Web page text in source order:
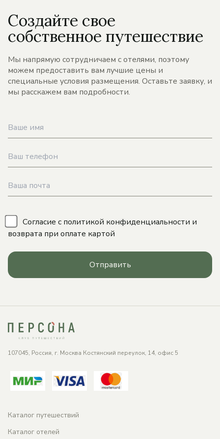
Создайте свое
собственное путешествие
Мы напрямую сотрудничаем с отелями, поэтому
можем предоставить вам лучшие цены и
специальные условия размещения. Оставьте заявку, и
мы расскажем вам подробности.
Согласие с политикой конфиденциальности и
возврата при оплате картой
Отправить
107045, Россия, г. Москва Костянский переулок, 14, офис 5
Каталог путешествий
Каталог отелей